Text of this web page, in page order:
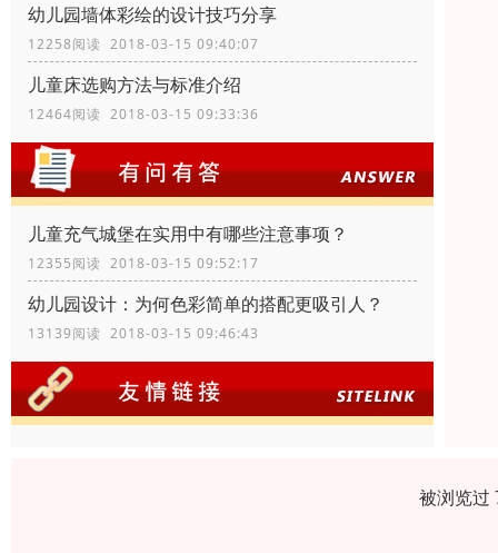
幼儿园墙体彩绘的设计技巧分享
12258阅读 2018-03-15 09:40:07
儿童床选购方法与标准介绍
12464阅读 2018-03-15 09:33:36
儿童充气城堡在实用中有哪些注意事项？
12355阅读 2018-03-15 09:52:17
幼儿园设计：为何色彩简单的搭配更吸引人？
13139阅读 2018-03-15 09:46:43
被浏览